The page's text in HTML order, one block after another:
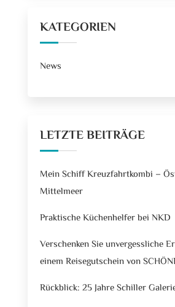
KATEGORIEN
News
LETZTE BEITRÄGE
Mein Schiff Kreuzfahrtkombi –
Mittelmeer
Praktische Küchenhelfer bei NKD
Verschenken Sie unvergessliche
einem Reisegutschein von
Rückblick: 25 Jahre Schiller